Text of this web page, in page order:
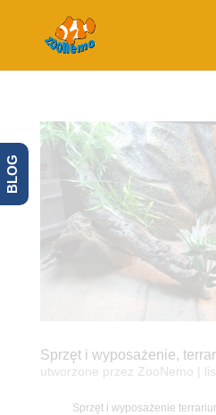
Sprzęt i wyposażenie,
utworzone przez ZooNemo
Sprzęt i wyposażenie
BLOG